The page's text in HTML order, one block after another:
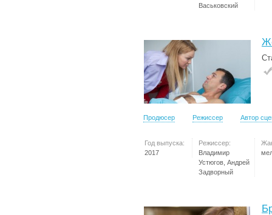
Васьковский
Продюсер Режиссер Автор
Год выпуска:
2017
Режиссер:
Владимир
Устюгов, Андрей
Задворный